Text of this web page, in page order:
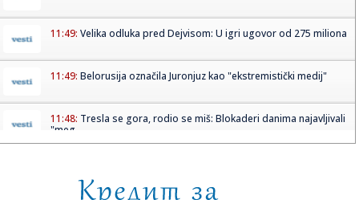
11:49: Velika odluka pred Dejvisom: U igri ugovor od 275 miliona
11:49: Belorusija označila Juronjuz kao "ekstremistički medij"
11:48: Tresla se gora, rodio se miš: Blokaderi danima najavljivali
"meg...